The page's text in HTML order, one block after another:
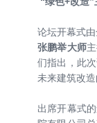
论坛开幕式
张鹏举大师
们指出，此
未来建筑改
出席开幕式